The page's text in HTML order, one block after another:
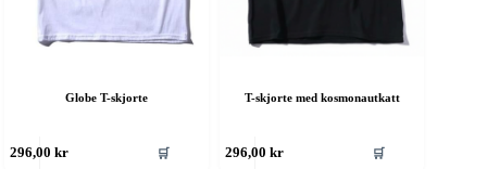
Globe T-skjorte
296,00kr 🛒
T-skjorte med kosmonautkatt
296,00kr 🛒
produktet